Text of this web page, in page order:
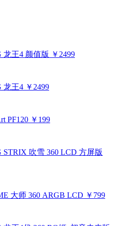
龙王4 颜值版 ￥2499
龙王4 ￥2499
PF120 ￥199
STRIX 吹雪 360 LCD 方屏版
大师 360 ARGB LCD ￥799